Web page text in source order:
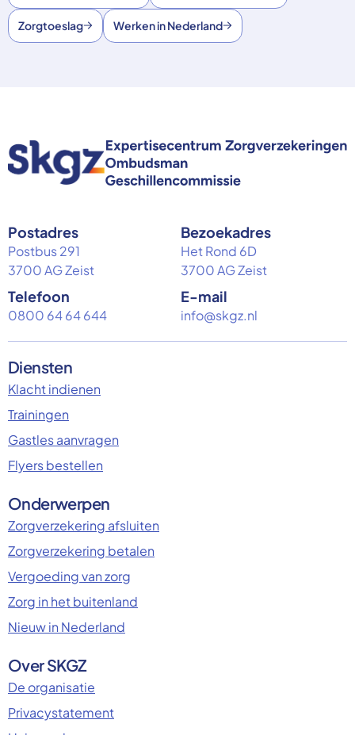
Zorgtoeslag Werken in Nederland
Postadres
Postbus 291
3700 AG Zeist
Bezoekadres
Het Rond 6D
3700 AG Zeist
Telefoon
0800 64 64 644
E-mail
info@skgz.nl
Diensten
Klacht indienen
Trainingen
Gastles aanvragen
Flyers bestellen
Onderwerpen
Zorgverzekering afsluiten
Zorgverzekering betalen
Vergoeding van zorg
Zorg in het buitenland
Nieuw in Nederland
Over SKGZ
De organisatie
Privacystatement